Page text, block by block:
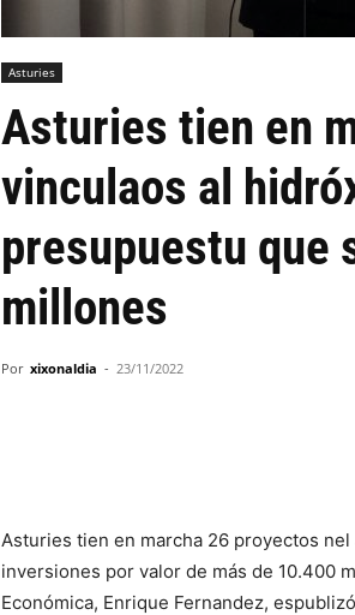
Asturies
Asturies tien en
vinculaos al
presupuestu que
millones
Por xixonaldia - 23/11/2022
Asturies tien en marcha 26 proyectos
inversiones por valor de más de 10.400
Económica, Enrique Fernandez,